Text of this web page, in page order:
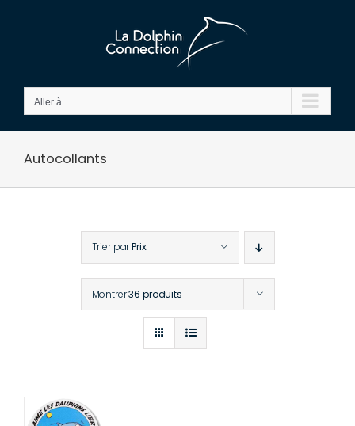
Aller à...
Autocollants
Trier parPrix
Montrer36 produits